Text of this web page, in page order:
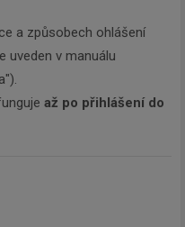
a způsobech ohlášení
uveden v manuálu
až po přihlášení do